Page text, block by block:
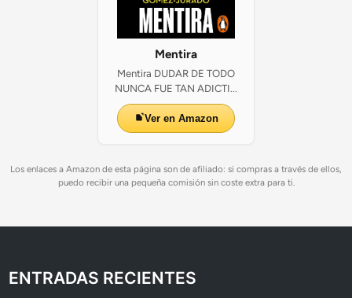
Mentira
Mentira DUDAR DE TODO
NUNCA FUE TAN ADICTI...
Ver en Amazon
Los enlaces a Amazon de esta página son de afiliado: si compras a través de ellos,
puedo recibir una pequeña comisión sin coste extra para ti.
ENTRADAS RECIENTES